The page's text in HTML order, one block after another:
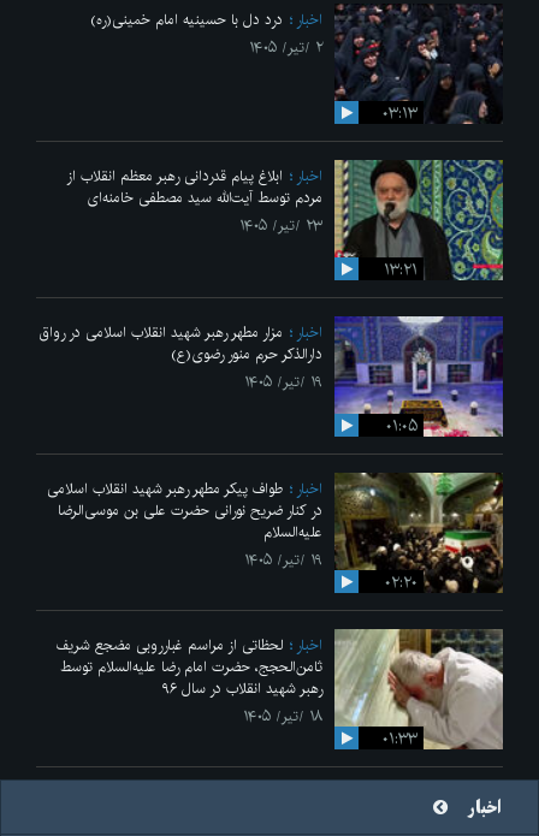
۰۳:۱۳
اخبار
درد دل با حسینیه امام خمینی(ره)
۲ /تیر/ ۱۴۰۵
۱۳:۲۱
اخبار
ابلاغ پیام قدردانی رهبر معظم انقلاب از
مردم توسط آیت‌الله سید مصطفی خامنه‌ای
۲۳ /تیر/ ۱۴۰۵
۰۱:۰۵
اخبار
مزار مطهر رهبر شهید انقلاب اسلامی در رواق
دارالذکر حرم منور رضوی(ع)
۱۹ /تیر/ ۱۴۰۵
۰۲:۲۰
اخبار
طواف پیکر مطهر رهبر شهید انقلاب اسلامی
در کنار ضریح نورانی حضرت علی‌ بن موسی‌الرضا
علیه‌السلام
۱۹ /تیر/ ۱۴۰۵
۰۱:۳۳
اخبار
لحظاتی از مراسم غبارروبی مضجع شریف
ثامن‌الحجج، حضرت امام رضا علیه‌السلام توسط
رهبر شهید انقلاب در سال ۹۶
۱۸ /تیر/ ۱۴۰۵
اخبار